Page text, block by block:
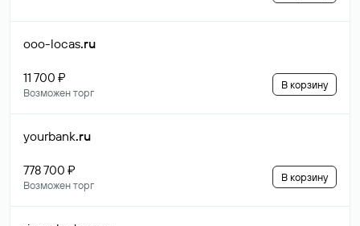
ooo-locas.ru
11 700 ₽
Возможен торг
В корзину
yourbank.ru
778 700 ₽
Возможен торг
В корзину